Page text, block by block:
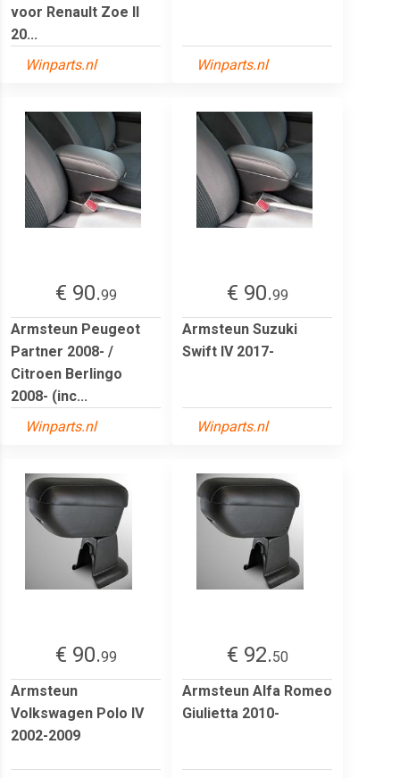
voor Renault Zoe II
20...
Winparts.nl
Winparts.nl
€ 90.99
Armsteun Peugeot
Partner 2008- /
Citroen Berlingo
2008- (inc...
Winparts.nl
€ 90.99
Armsteun Suzuki
Swift IV 2017-
Winparts.nl
€ 90.99
Armsteun
Volkswagen Polo IV
2002-2009
€ 92.50
Armsteun Alfa Romeo
Giulietta 2010-